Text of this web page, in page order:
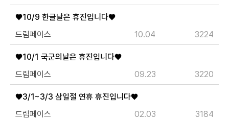
♥10/9 한글날은 휴진입니다♥
드림페이스
10.04 3224
♥10/1 국군의날은 휴진입니다♥
드림페이스
09.23 3220
♥3/1~3/3 삼일절 연휴 휴진입니다♥
드림페이스
02.03 3184